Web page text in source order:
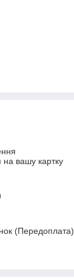
на вашу картку
(Передоплата)